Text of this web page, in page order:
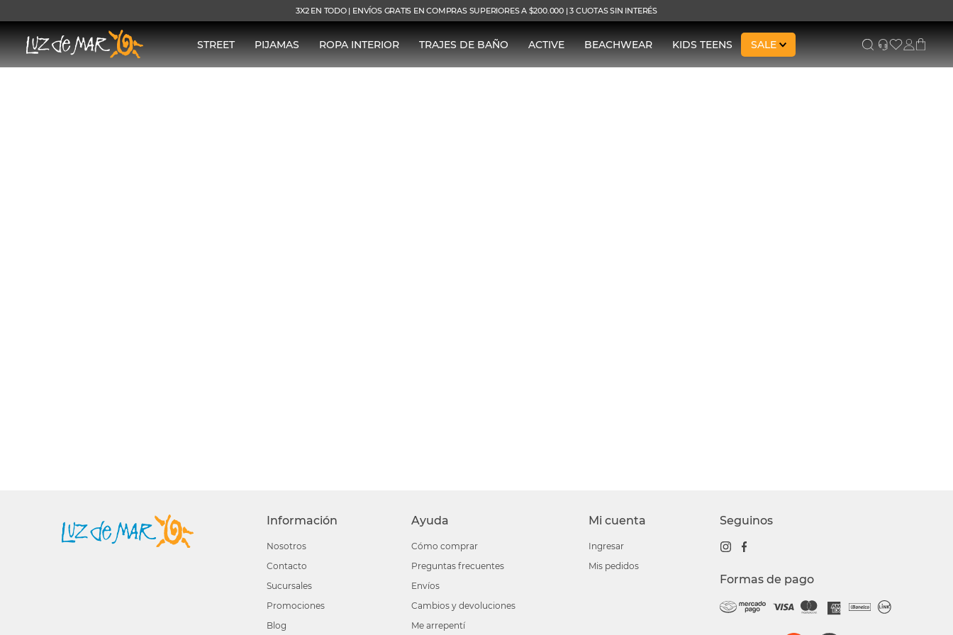
3X2 EN TODO | ENVÍOS GRATIS EN COMPRAS SUPERIORES A $200.000 | 3 CUOTAS SIN INTERÉS
STREET PIJAMAS ROPA INTERIOR TRAJES DE BAÑO ACTIVE BEACHWEAR KIDS TEENS SALE
Información
Nosotros
Contacto
Sucursales
Promociones
Blog
Ayuda
Cómo comprar
Preguntas frecuentes
Envíos
Cambios y devoluciones
Me arrepentí
Mi cuenta
Ingresar
Mis pedidos
Seguinos
Formas de pago